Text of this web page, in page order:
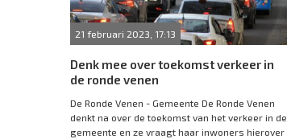
21 februari 2023, 17:13
Denk mee over toekomst verkeer in
de ronde venen
De Ronde Venen - Gemeente De Ronde Venen
denkt na over de toekomst van het verkeer in de
gemeente en ze vraagt haar inwoners hierover